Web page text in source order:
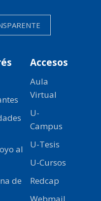
al
de
Accesos
Aula
Virtual
U-
Campus
U-Tesis
U-Cursos
Redcap